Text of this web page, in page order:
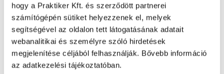
hogy a Praktiker Kft. és szerződött partnerei
számítógépén sütiket helyezzenek el, melyek
segítségével az oldalon tett látogatásának adatait
webanalitikai és személyre szóló hirdetések
megjelenítése céljából felhasználják. Bővebb információ
az adatkezelési tájékoztatóban.